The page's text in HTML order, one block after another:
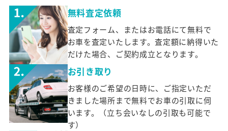
無料査定依頼
査定フォーム、またはお電話にて無料で
お車を査定いたします。査定額に納得いた
だけた場合、ご契約成立となります。
お引き取り
お客様のご希望の日時に、ご指定いただ
きました場所まで無料でお車の引取に伺
います。（立ち会いなしの引取も可能で
す）